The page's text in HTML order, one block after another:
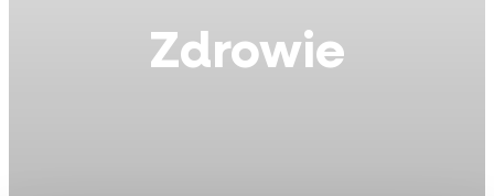
Zdrowie